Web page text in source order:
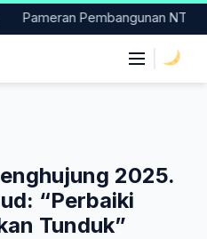
Pembangunan NTT
2025.
“Perbaiki
Tunduk”